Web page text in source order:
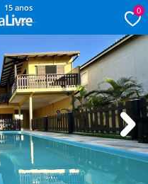
15 anos 0
Next